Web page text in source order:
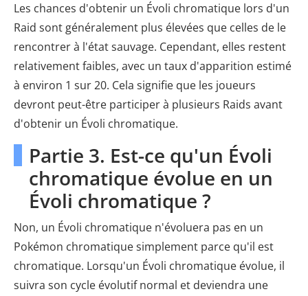
Les chances d'obtenir un Évoli chromatique lors d'un
Raid sont généralement plus élevées que celles de le
rencontrer à l'état sauvage. Cependant, elles restent
relativement faibles, avec un taux d'apparition estimé
à environ 1 sur 20. Cela signifie que les joueurs
devront peut-être participer à plusieurs Raids avant
d'obtenir un Évoli chromatique.
Partie 3. Est-ce qu'un Évoli
chromatique évolue en un
Évoli chromatique ?
Non, un Évoli chromatique n'évoluera pas en un
Pokémon chromatique simplement parce qu'il est
chromatique. Lorsqu'un Évoli chromatique évolue, il
suivra son cycle évolutif normal et deviendra une